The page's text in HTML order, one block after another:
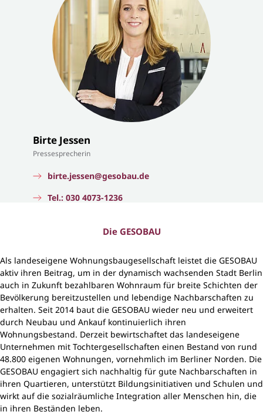
Birte Jessen
Pressesprecherin
birte.jessen@gesobau.de
Tel.: 030 4073-1236
Die GESOBAU
Als landeseigene Wohnungsbaugesellschaft leistet die GESOBAU
aktiv ihren Beitrag, um in der dynamisch wachsenden Stadt Berlin
auch in Zukunft bezahlbaren Wohnraum für breite Schichten der
Bevölkerung bereitzustellen und lebendige Nachbarschaften zu
erhalten. Seit 2014 baut die GESOBAU wieder neu und erweitert
durch Neubau und Ankauf kontinuierlich ihren
Wohnungsbestand. Derzeit bewirtschaftet das landeseigene
Unternehmen mit Tochtergesellschaften einen Bestand von rund
48.800 eigenen Wohnungen, vornehmlich im Berliner Norden. Die
GESOBAU engagiert sich nachhaltig für gute Nachbarschaften in
ihren Quartieren, unterstützt Bildungsinitiativen und Schulen und
wirkt auf die sozialräumliche Integration aller Menschen hin, die
in ihren Beständen leben.